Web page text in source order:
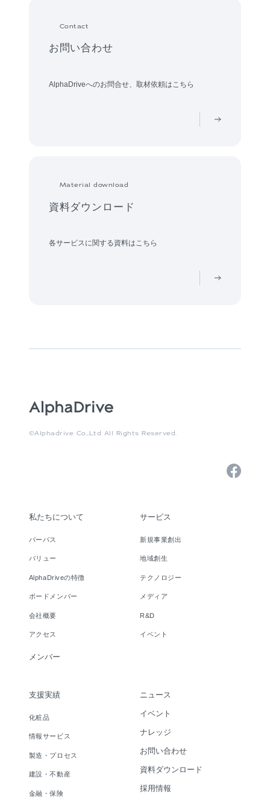
Contact
お問い合わせ
AlphaDriveへのお問合せ、取材依頼はこちら
Material download
資料ダウンロード
各サービスに関する資料はこちら
©Alphadrive Co.,Ltd All Rights Reserved.
私たちについて
パーパス
バリュー
AlphaDriveの特徴
ボードメンバー
会社概要
アクセス
メンバー
サービス
新規事業創出
地域創生
テクノロジー
メディア
R&D
イベント
支援実績
化粧品
情報サービス
製造・プロセス
建設・不動産
金融・保険
ニュース
イベント
ナレッジ
お問い合わせ
資料ダウンロード
採用情報